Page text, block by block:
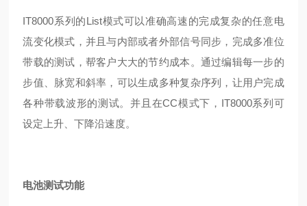
IT8000系列的List模式可以准确高速的完成复杂的任意电
流变化模式，并且与内部或者外部信号同步，完成多准位
带载的测试，帮客户大大的节约成本。通过编辑每一步的
步值、脉宽和斜率，可以生成多种复杂序列，让用户完成
各种带载波形的测试。并且在CC模式下，IT8000系列可
设定上升、下降沿速度。
电池测试功能